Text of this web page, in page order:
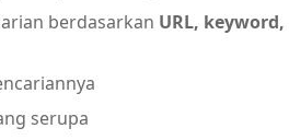
berdasarkan URL, keyword,
serupa